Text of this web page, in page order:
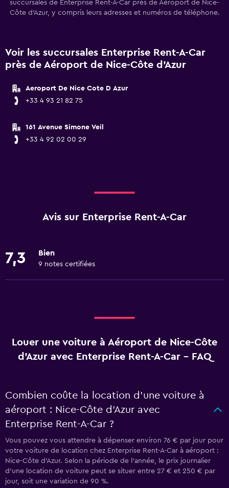
succursales de Enterprise Rent-A-Car près de Aéroport de Nice-
Côte d'Azur, y compris leurs adresses et numéros de téléphone.
Voir les succursales Enterprise Rent-A-Car
près de Aéroport de Nice-Côte d'Azur
Aeroport De Nice Cote D Azur
+33 4 93 21 82 75
161 Avenue Simone Veil
+33 4 92 02 00 29
Avis sur Enterprise Rent-A-Car
7,3 Bien
9 notes certifiées
Louer une voiture à Aéroport de Nice-Côte
d'Azur avec Enterprise Rent-A-Car - FAQ
Combien coûte la location d’une voiture à
aéroport : Nice-Côte d'Azur avec
Enterprise Rent-A-Car ?
Vous pouvez vous attendre à dépenser environ 76 € par jour pour
votre voiture de location chez Enterprise Rent-A-Car à aéroport :
Nice-Côte d'Azur. Selon la période de l’année, le prix journalier
d'une location de voiture peut se situer entre 27 € et 250 € par
jour, soit une variation de 90 %.